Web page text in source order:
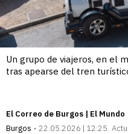
Un grupo de viajeros, en el
tras apearse del tren
El Correo de Burgos | El Mundo
Burgos
22.05.2026 | 12:25